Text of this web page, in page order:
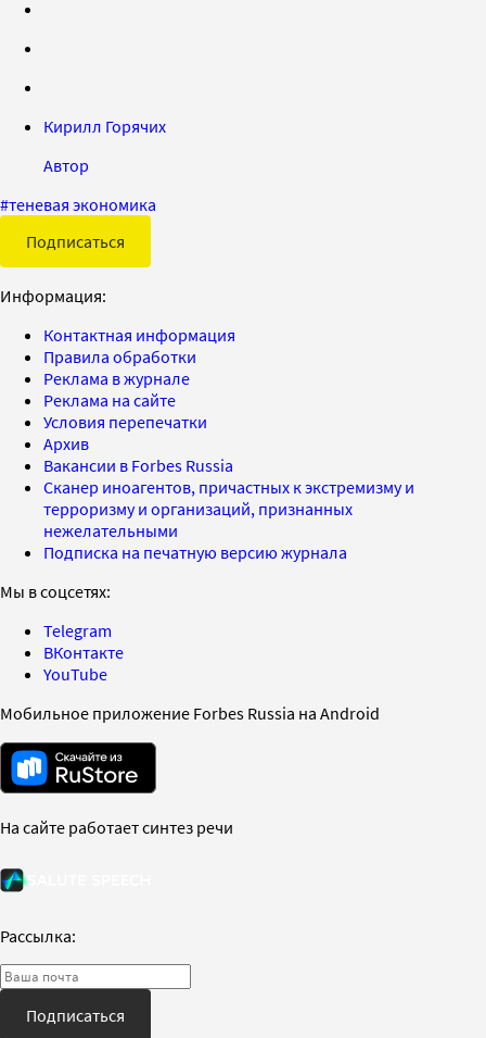
Кирилл Горячих
Автор
#теневая экономика
Подписаться
Информация:
Контактная информация
Правила обработки
Реклама в журнале
Реклама на сайте
Условия перепечатки
Архив
Вакансии в Forbes Russia
Сканер иноагентов, причастных к экстремизму и
терроризму и организаций, признанных
нежелательными
Подписка на печатную версию журнала
Мы в соцсетях:
Telegram
ВКонтакте
YouTube
Мобильное приложение Forbes Russia на Android
На сайте работает синтез речи
Рассылка:
Подписаться